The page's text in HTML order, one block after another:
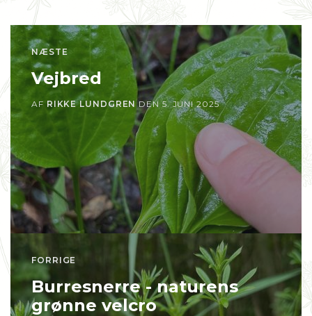
NÆSTE
Vejbred
AF RIKKE LUNDGREN DEN5. JUNI 2025
FORRIGE
Burresnerre - naturens
grønne velcro